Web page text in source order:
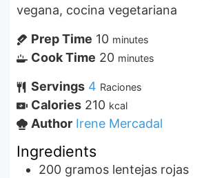
vegana, cocina vegetariana
Prep Time 10 minutes
Cook Time 20 minutes
Servings 4 Raciones
Calories 210 kcal
Author Irene Mercadal
Ingredients
200 gramos lentejas rojas